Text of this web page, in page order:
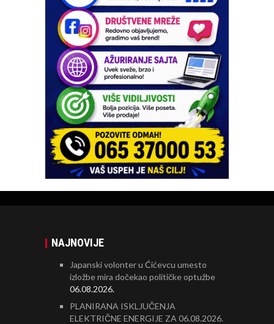
NAJNOVIJE
Japanski volonter u Ćićevcu umesto
izložbe mira dočekao političke optužbe
06.08.2026.
PLANIRANA ISKLJUČENJA
ELEKTRIČNE ENERGIJE ZA 06.08.2026.